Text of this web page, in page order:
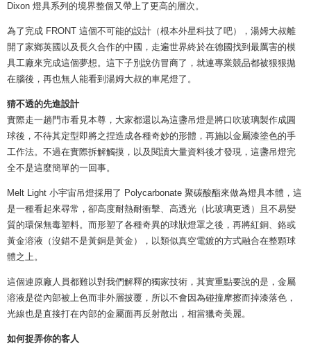
Dixon 燈具系列的境界整個又帶上了更高的層次。
為了完成 FRONT 這個不可能的設計（根本外星科技了吧），湯姆大叔離
開了家鄉英國以及長久合作的中國，走遍世界終於在德國找到最厲害的模
具工廠來完成這個夢想。這下子別說仿冒商了，就連專業競品都被狠狠拋
在腦後，再也無人能看到湯姆大叔的車尾燈了。
猜不透的先進設計
實際走一趟門市看見本尊，大家都還以為這盞吊燈是將口吹玻璃製作成圓
球後，不待其定型即將之捏造成各種奇妙的形體，再施以金屬漆塗色的手
工作法。不過在實際拆解觸摸，以及閱讀大量資料後才發現，這盞吊燈完
全不是這麼簡單的一回事。
Melt Light 小宇宙吊燈採用了 Polycarbonate 聚碳酸酯來做為燈具本體，這
是一種看起來尋常，卻高度耐熱耐衝擊、高透光（比玻璃更透）且不易變
質的環保無毒塑料。而形塑了各種奇異的球狀燈罩之後，再將紅銅、鉻或
黃金溶液（沒錯不是黃銅是黃金），以類似真空電鍍的方式融合在整顆球
體之上。
這個連原廠人員都難以對我們解釋的獨家技術，其實重點要說的是，金屬
溶液是從內部被上色而非外層披覆，所以不會因為碰撞摩擦而掉漆落色，
光線也是直接打在內部的金屬面再反射散出，相當獵奇美麗。
如何捉弄你的客人